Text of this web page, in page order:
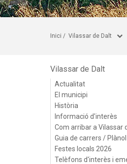
Inici / Vilassar de Dalt
Vilassar de Dalt
Actualitat
El municipi
Història
Informació d'interès
Com arribar a Vilassar
Guia de carrers / Plànol
Festes locals 2026
Telèfons d'interès i